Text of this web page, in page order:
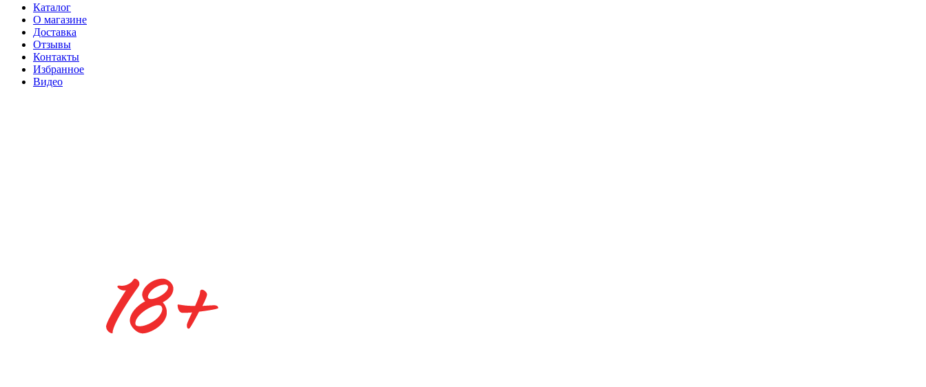
Каталог
О магазине
Доставка
Отзывы
Контакты
Избранное
Видео